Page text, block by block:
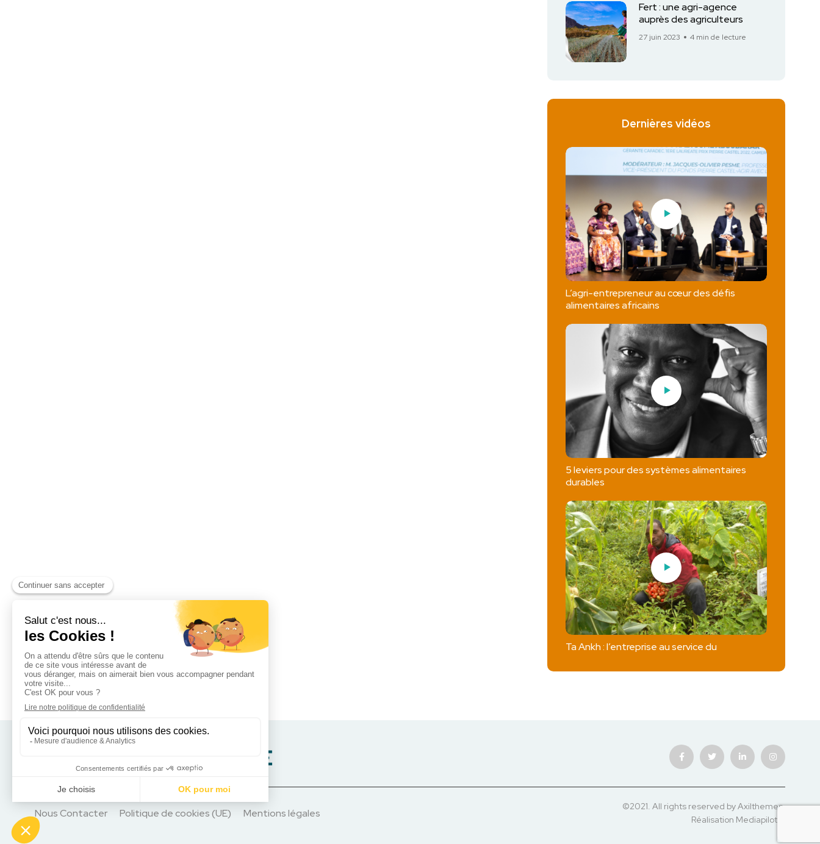
Fert : une agri-agence
auprès des agriculteurs
27 juin 2023 4 min de lecture
Dernières vidéos
L’agri-entrepreneur au cœur des défis
alimentaires africains
5 leviers pour des systèmes alimentaires
durables
Ta Ankh : l’entreprise au service du
Nous Contacter Politique de cookies (UE) Mentions légales
©2021. All rights reserved by Axilthemes.
Réalisation Mediapilote